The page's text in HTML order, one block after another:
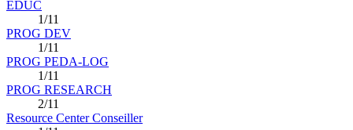
EDUC
1/11
PROG DEV
1/11
PROG PEDA-LOG
1/11
PROG RESEARCH
2/11
Resource Center Conseiller